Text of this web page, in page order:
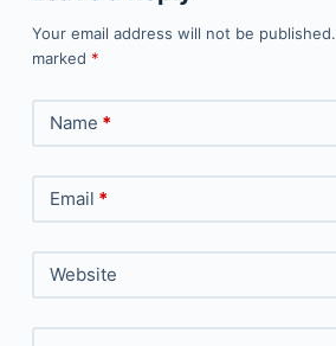
Your email address will not be published.
marked *
Name *
Email *
Website